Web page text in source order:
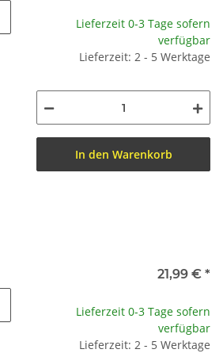
Lieferzeit 0-3 Tage sofern
verfügbar
Lieferzeit: 2 - 5 Werktage
In den Warenkorb
21,99 € *
Lieferzeit 0-3 Tage sofern
verfügbar
Lieferzeit: 2 - 5 Werktage